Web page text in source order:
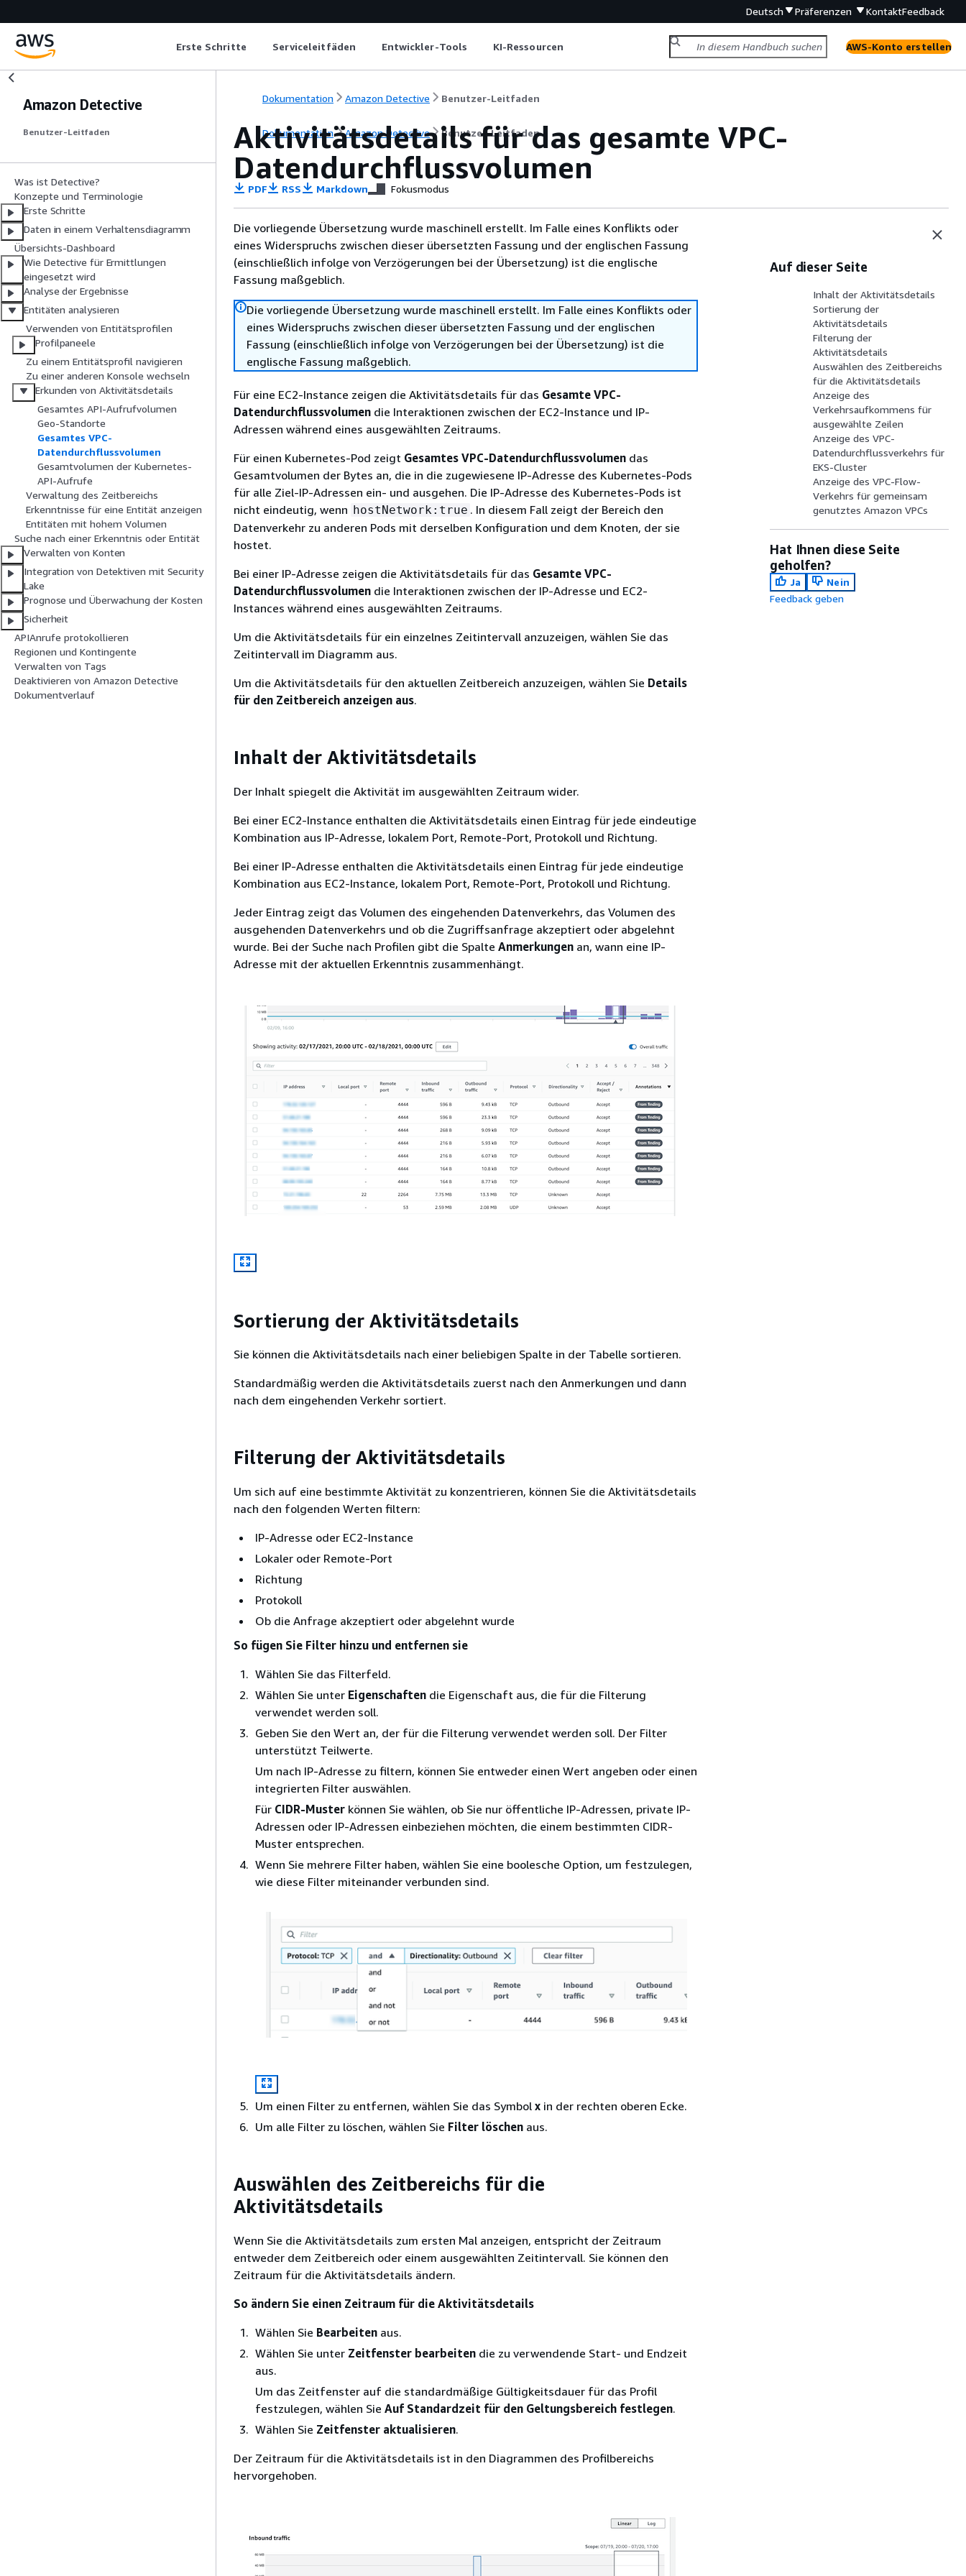
Deutsch Präferenzen KontaktFeedback
Erste Schritte Serviceleitfäden Entwickler-Tools KI-Ressourcen AWS-Konto erstellen
Amazon Detective
Benutzer-Leitfaden
Was ist Detective?
Konzepte und Terminologie
Erste Schritte
Daten in einem Verhaltensdiagramm
Übersichts-Dashboard
Wie Detective für Ermittlungen
eingesetzt wird
Analyse der Ergebnisse
Entitäten analysieren
Verwenden von Entitätsprofilen
Profilpaneele
Zu einem Entitätsprofil navigieren
Zu einer anderen Konsole wechseln
Erkunden von Aktivitätsdetails
Gesamtes API-Aufrufvolumen
Geo-Standorte
Gesamtes VPC-
Datendurchflussvolumen
Gesamtvolumen der Kubernetes-
API-Aufrufe
Verwaltung des Zeitbereichs
Erkenntnisse für eine Entität anzeigen
Entitäten mit hohem Volumen
Suche nach einer Erkenntnis oder Entität
Verwalten von Konten
Integration von Detektiven mit Security
Lake
Prognose und Überwachung der Kosten
Sicherheit
APIAnrufe protokollieren
Regionen und Kontingente
Verwalten von Tags
Deaktivieren von Amazon Detective
Dokumentverlauf
Dokumentation Amazon Detective Benutzer-Leitfaden
Dokumentation Amazon Detective Benutzer-Leitfaden
Aktivitätsdetails für das gesamte VPC-
Datendurchflussvolumen
PDF RSS Markdown Fokusmodus
Die vorliegende Übersetzung wurde maschinell erstellt. Im Falle eines Konflikts oder
eines Widerspruchs zwischen dieser übersetzten Fassung und der englischen Fassung
(einschließlich infolge von Verzögerungen bei der Übersetzung) ist die englische
Fassung maßgeblich.
Die vorliegende Übersetzung wurde maschinell erstellt. Im Falle eines Konflikts oder
eines Widerspruchs zwischen dieser übersetzten Fassung und der englischen
Fassung (einschließlich infolge von Verzögerungen bei der Übersetzung) ist die
englische Fassung maßgeblich.
Für eine EC2-Instance zeigen die Aktivitätsdetails für das Gesamte VPC-
Datendurchflussvolumen die Interaktionen zwischen der EC2-Instance und IP-
Adressen während eines ausgewählten Zeitraums.
Für einen Kubernetes-Pod zeigt Gesamtes VPC-Datendurchflussvolumen das
Gesamtvolumen der Bytes an, die in die zugewiesene IP-Adresse des Kubernetes-Pods
für alle Ziel-IP-Adressen ein- und ausgehen. Die IP-Adresse des Kubernetes-Pods ist
nicht eindeutig, wenn hostNetwork:true . In diesem Fall zeigt der Bereich den
Datenverkehr zu anderen Pods mit derselben Konfiguration und dem Knoten, der sie
hostet.
Bei einer IP-Adresse zeigen die Aktivitätsdetails für das Gesamte VPC-
Datendurchflussvolumen die Interaktionen zwischen der IP-Adresse und EC2-
Instances während eines ausgewählten Zeitraums.
Um die Aktivitätsdetails für ein einzelnes Zeitintervall anzuzeigen, wählen Sie das
Zeitintervall im Diagramm aus.
Um die Aktivitätsdetails für den aktuellen Zeitbereich anzuzeigen, wählen Sie Details
für den Zeitbereich anzeigen aus.
Inhalt der Aktivitätsdetails
Der Inhalt spiegelt die Aktivität im ausgewählten Zeitraum wider.
Bei einer EC2-Instance enthalten die Aktivitätsdetails einen Eintrag für jede eindeutige
Kombination aus IP-Adresse, lokalem Port, Remote-Port, Protokoll und Richtung.
Bei einer IP-Adresse enthalten die Aktivitätsdetails einen Eintrag für jede eindeutige
Kombination aus EC2-Instance, lokalem Port, Remote-Port, Protokoll und Richtung.
Jeder Eintrag zeigt das Volumen des eingehenden Datenverkehrs, das Volumen des
ausgehenden Datenverkehrs und ob die Zugriffsanfrage akzeptiert oder abgelehnt
wurde. Bei der Suche nach Profilen gibt die Spalte Anmerkungen an, wann eine IP-
Adresse mit der aktuellen Erkenntnis zusammenhängt.
Sortierung der Aktivitätsdetails
Sie können die Aktivitätsdetails nach einer beliebigen Spalte in der Tabelle sortieren.
Standardmäßig werden die Aktivitätsdetails zuerst nach den Anmerkungen und dann
nach dem eingehenden Verkehr sortiert.
Filterung der Aktivitätsdetails
Um sich auf eine bestimmte Aktivität zu konzentrieren, können Sie die Aktivitätsdetails
nach den folgenden Werten filtern:
IP-Adresse oder EC2-Instance
Lokaler oder Remote-Port
Richtung
Protokoll
Ob die Anfrage akzeptiert oder abgelehnt wurde
So fügen Sie Filter hinzu und entfernen sie
Wählen Sie das Filterfeld.
Wählen Sie unter Eigenschaften die Eigenschaft aus, die für die Filterung
verwendet werden soll.
Geben Sie den Wert an, der für die Filterung verwendet werden soll. Der Filter
unterstützt Teilwerte.
Um nach IP-Adresse zu filtern, können Sie entweder einen Wert angeben oder einen
integrierten Filter auswählen.
Für CIDR-Muster können Sie wählen, ob Sie nur öffentliche IP-Adressen, private IP-
Adressen oder IP-Adressen einbeziehen möchten, die einem bestimmten CIDR-
Muster entsprechen.
Wenn Sie mehrere Filter haben, wählen Sie eine boolesche Option, um festzulegen,
wie diese Filter miteinander verbunden sind.
Um einen Filter zu entfernen, wählen Sie das Symbol x in der rechten oberen Ecke.
Um alle Filter zu löschen, wählen Sie Filter löschen aus.
Auswählen des Zeitbereichs für die
Aktivitätsdetails
Wenn Sie die Aktivitätsdetails zum ersten Mal anzeigen, entspricht der Zeitraum
entweder dem Zeitbereich oder einem ausgewählten Zeitintervall. Sie können den
Zeitraum für die Aktivitätsdetails ändern.
So ändern Sie einen Zeitraum für die Aktivitätsdetails
Wählen Sie Bearbeiten aus.
Wählen Sie unter Zeitfenster bearbeiten die zu verwendende Start- und Endzeit
aus.
Um das Zeitfenster auf die standardmäßige Gültigkeitsdauer für das Profil
festzulegen, wählen Sie Auf Standardzeit für den Geltungsbereich festlegen.
Wählen Sie Zeitfenster aktualisieren.
Der Zeitraum für die Aktivitätsdetails ist in den Diagrammen des Profilbereichs
hervorgehoben.
Auf dieser Seite
Inhalt der Aktivitätsdetails
Sortierung der
Aktivitätsdetails
Filterung der
Aktivitätsdetails
Auswählen des Zeitbereichs
für die Aktivitätsdetails
Anzeige des
Verkehrsaufkommens für
ausgewählte Zeilen
Anzeige des VPC-
Datendurchflussverkehrs für
EKS-Cluster
Anzeige des VPC-Flow-
Verkehrs für gemeinsam
genutztes Amazon VPCs
Hat Ihnen diese Seite
geholfen?
Ja
Nein
Feedback geben